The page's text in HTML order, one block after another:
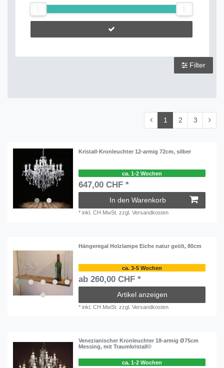
Filter
1 2 3
Kristall-Kronleuchter 12-armig 72cm, silber
ca. 1-2 Wochen
647,00 CHF *
In den Warenkorb
*inkl. CH MwSt. zzgl.Versandkosten
Hängeregal Holzlampe Eiche natur geölt, 80cm
ca. 3-5 Wochen
ab 260,00 CHF *
Artikel anzeigen
*inkl. CH MwSt. zzgl.Versandkosten
Venezianischer Kronleuchter 18-armig Ø75cm
Messing, mit Traumkristall©
ca. 1-2 Wochen